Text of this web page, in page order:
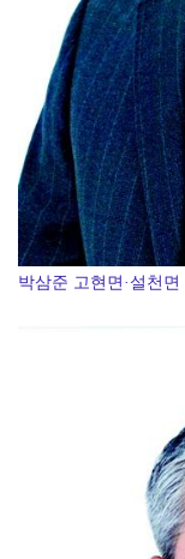
박삼준 고현면·설천면